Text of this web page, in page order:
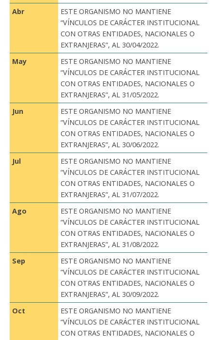
Abr
ESTE ORGANISMO NO MANTIENE
“VÍNCULOS DE CARÁCTER INSTITUCIONAL
CON OTRAS ENTIDADES, NACIONALES O
EXTRANJERAS”, AL 30/04/2022.
May
ESTE ORGANISMO NO MANTIENE
“VÍNCULOS DE CARÁCTER INSTITUCIONAL
CON OTRAS ENTIDADES, NACIONALES O
EXTRANJERAS”, AL 31/05/2022.
Jun
ESTE ORGANISMO NO MANTIENE
“VÍNCULOS DE CARÁCTER INSTITUCIONAL
CON OTRAS ENTIDADES, NACIONALES O
EXTRANJERAS”, AL 30/06/2022.
Jul
ESTE ORGANISMO NO MANTIENE
“VÍNCULOS DE CARÁCTER INSTITUCIONAL
CON OTRAS ENTIDADES, NACIONALES O
EXTRANJERAS”, AL 31/07/2022.
Ago
ESTE ORGANISMO NO MANTIENE
“VÍNCULOS DE CARÁCTER INSTITUCIONAL
CON OTRAS ENTIDADES, NACIONALES O
EXTRANJERAS”, AL 31/08/2022.
Sep
ESTE ORGANISMO NO MANTIENE
“VÍNCULOS DE CARÁCTER INSTITUCIONAL
CON OTRAS ENTIDADES, NACIONALES O
EXTRANJERAS”, AL 30/09/2022.
Oct
ESTE ORGANISMO NO MANTIENE
“VÍNCULOS DE CARÁCTER INSTITUCIONAL
CON OTRAS ENTIDADES, NACIONALES O